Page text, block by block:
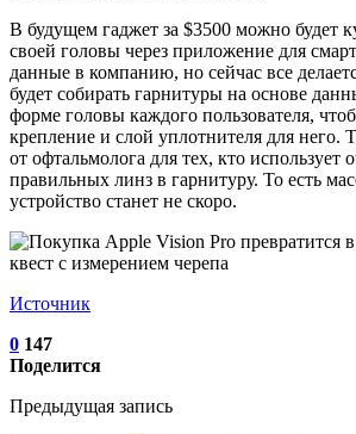
В будущем гаджет за $3500 можно будет
своей головы через приложение для
данные в компанию, но сейчас все
будет собирать гарнитуры на основе
форме головы каждого пользователя,
крепление и слой уплотнителя для него.
от офтальмолога для тех, кто использует
правильных линз в гарнитуру. То есть
устройство станет не скоро.
Источник
0 147
Поделится
Предыдущая запись